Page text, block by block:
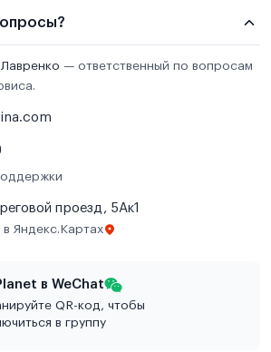
— ответственный по вопросам
проезд, 5Ак1
Яндекс.Картах
в WeChat
QR-код, чтобы
в группу